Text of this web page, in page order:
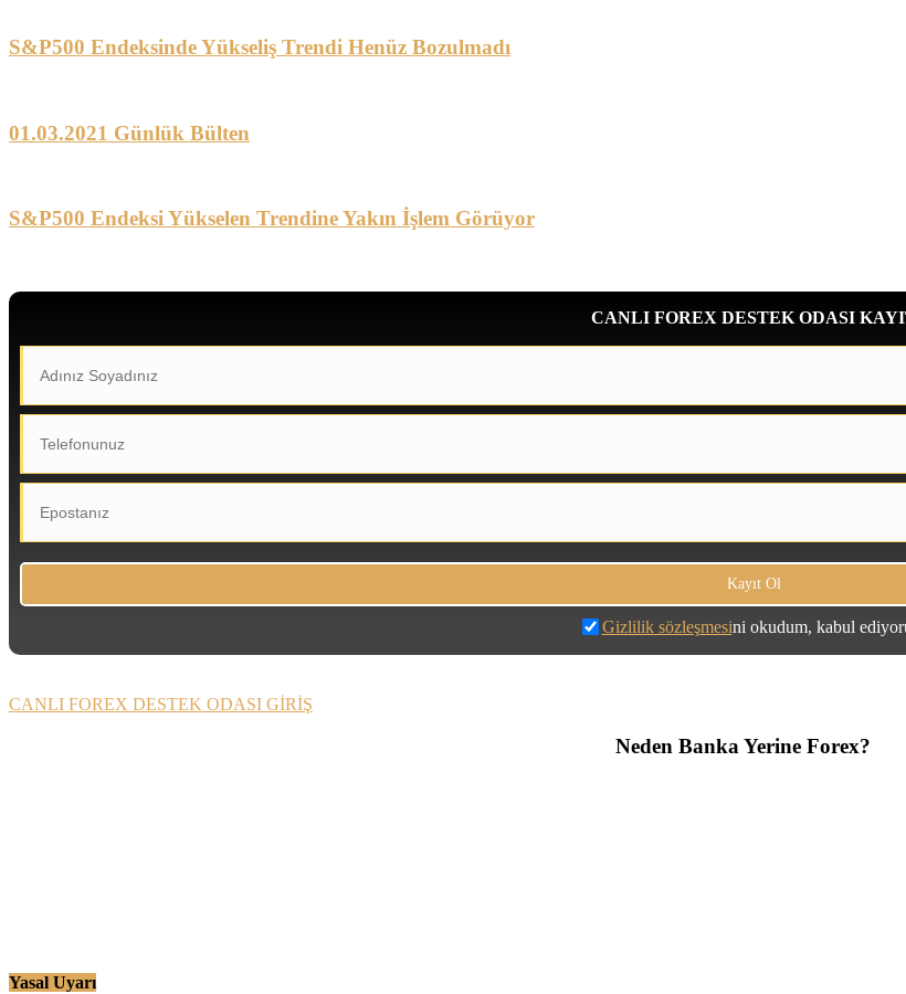
S&P500 Endeksinde Yükseliş Trendi Henüz Bozulmadı
01.03.2021 Günlük Bülten
S&P500 Endeksi Yükselen Trendine Yakın İşlem Görüyor
CANLI FOREX DESTEK ODASI
Gizlilik sözleşmesini okudum, kabul
CANLI FOREX DESTEK ODASI GİRİŞ
Neden Banka Yerine Forex?
Yasal Uyarı